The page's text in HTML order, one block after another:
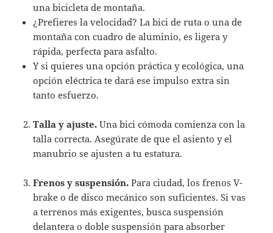
una bicicleta de montaña.
¿Prefieres la velocidad? La bici de ruta o una de
montaña con cuadro de aluminio, es ligera y
rápida, perfecta para asfalto.
Y si quieres una opción práctica y ecológica, una
opción eléctrica te dará ese impulso extra sin
tanto esfuerzo.
Talla y ajuste.Una bici cómoda comienza con la
talla correcta. Asegúrate de que el asiento y el
manubrio se ajusten a tu estatura.
Frenos y suspensión.Para ciudad, los frenos V-
brake o de disco mecánico son suficientes. Si vas
a terrenos más exigentes, busca suspensión
delantera o doble suspensión para absorber